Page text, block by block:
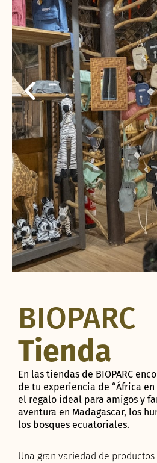
BIOPARC
Tienda
En las tiendas de BIOPARC
de tu experiencia de “África en
el regalo ideal para amigos y
aventura en Madagascar, los
los bosques ecuatoriales.
Una gran variedad de